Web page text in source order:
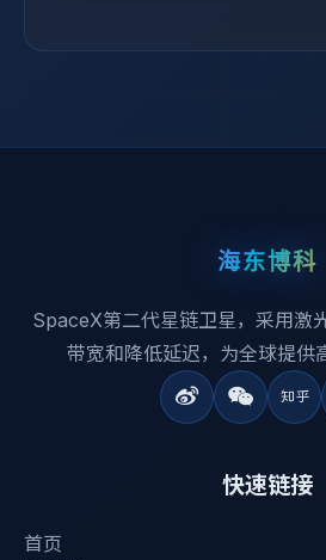
海东博科
SpaceX第二代星链卫星，采用激
带宽和降低延迟，为全球提供
快速链接
首页